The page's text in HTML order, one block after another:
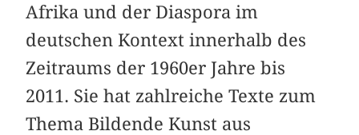
Afrika und der Diaspora im
deutschen Kontext innerhalb des
Zeitraums der 1960er Jahre bis
2011. Sie hat zahlreiche Texte zum
Thema Bildende Kunst aus